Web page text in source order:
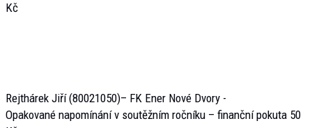
Kč
Rejthárek Jiří (80021050)– FK Ener Nové Dvory -
Opakované napomínání v soutěžním ročníku – finanční pokuta 50